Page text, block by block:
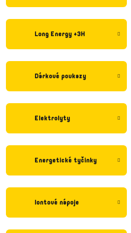
Long Energy +3H
Dárkové poukazy
Elektrolyty
Energetické tyčinky
Iontové nápoje